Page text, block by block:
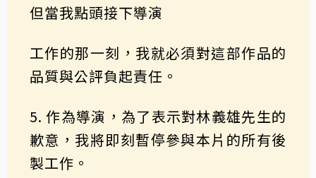
但當我點頭接下導演
⼯作的那⼀刻，我就必須對這部作品的
品質與公評負起責任。
5. 作為導演，為了表示對林義雄先生的
歉意，我將即刻暫停參與本片的所有後
製⼯作。